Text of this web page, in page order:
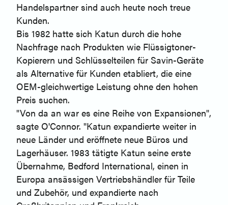
Handelspartner sind auch heute noch treue
Kunden.
Bis 1982 hatte sich Katun durch die hohe
Nachfrage nach Produkten wie Flüssigtoner-
Kopierern und Schlüsselteilen für Savin-Geräte
als Alternative für Kunden etabliert, die eine
OEM-gleichwertige Leistung ohne den hohen
Preis suchen.
"Von da an war es eine Reihe von Expansionen",
sagte O'Connor. "Katun expandierte weiter in
neue Länder und eröffnete neue Büros und
Lagerhäuser. 1983 tätigte Katun seine erste
Übernahme, Bedford International, einen in
Europa ansässigen Vertriebshändler für Teile
und Zubehör, und expandierte nach